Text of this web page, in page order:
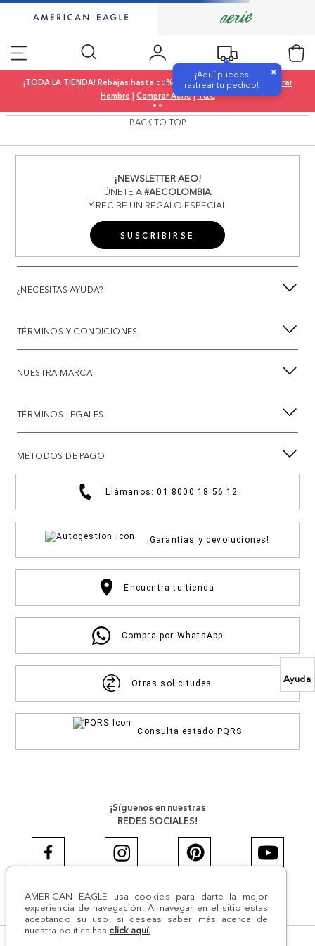
Ayuda
AMERICAN EAGLE usa cookies para darte la mejor
experiencia de navegación. Al navegar en el sitio estas
aceptando su uso, si deseas saber más acerca de
nuestra política has click aquí.
¡Aquí puedes
rastrear tu pedido!
×
¡TODA LA TIENDA! Rebajas hasta 50% OFF |Comprar Mujer|
Comprar
Hombre | Comprar Aerie|T&C
BACK TO TOP
¡NEWSLETTER AEO!
ÚNETE A#AECOLOMBIA
Y RECIBE UN REGALO ESPECIAL
SUSCRIBIRSE
¿NECESITAS AYUDA?
TÉRMINOS Y CONDICIONES
NUESTRA MARCA
TÉRMINOS LEGALES
METODOS DE PAGO
Llámanos: 01 8000 18 56 12
¡Garantias y devoluciones!
Encuentra tu tienda
Compra por WhatsApp
Otras solicitudes
Consulta estado PQRS
¡Síguenos en nuestras
REDES SOCIALES!
#AEJEANS #AerieREALCOL